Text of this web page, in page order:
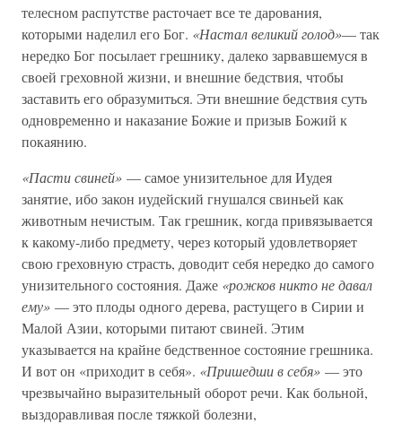
телесном распутстве расточает все те дарования,
которыми наделил его Бог. «Настал великий голод»— так
нередко Бог посылает грешнику, далеко зарвавшемуся в
своей греховной жизни, и внешние бедствия, чтобы
заставить его образумиться. Эти внешние бедствия суть
одновременно и наказание Божие и призыв Божий к
покаянию.
«Пасти свиней» — самое унизительное для Иудея
занятие, ибо закон иудейский гнушался свиньей как
животным нечистым. Так грешник, когда привязывается
к какому-либо предмету, через который удовлетворяет
свою греховную страсть, доводит себя нередко до самого
унизительного состояния. Даже «рожков никто не давал
ему» — это плоды одного дерева, растущего в Сирии и
Малой Азии, которыми питают свиней. Этим
указывается на крайне бедственное состояние грешника.
И вот он «приходит в себя». «Пришедши в себя» — это
чрезвычайно выразительный оборот речи. Как больной,
выздоравливая после тяжкой болезни,